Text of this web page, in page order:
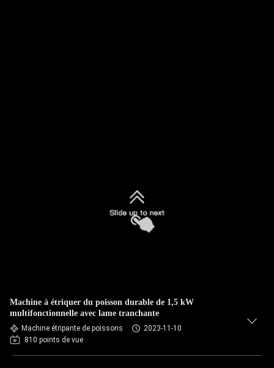
Machine à étriquer du poisson durable de 1,5 kW
multifonctionnelle avec lame tranchante
Machine étripante de poissons
2023-11-10
810 points de vue